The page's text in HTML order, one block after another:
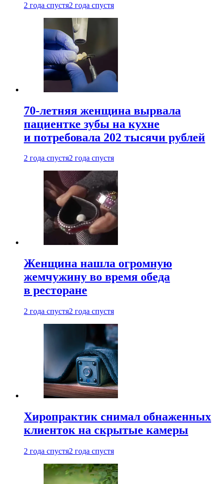
2 года спустя2 года спустя
70-летняя женщина вырвала
пациентке зубы на кухне
и потребовала 202 тысячи рублей
2 года спустя2 года спустя
Женщина нашла огромную
жемчужину во время обеда
в ресторане
2 года спустя2 года спустя
Хиропрактик снимал обнаженных
клиенток на скрытые камеры
2 года спустя2 года спустя